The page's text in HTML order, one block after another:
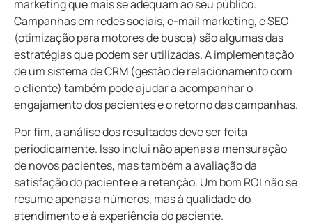
marketing que mais se adequam ao seu público.
Campanhas em redes sociais, e-mail marketing, e SEO
(otimização para motores de busca) são algumas das
estratégias que podem ser utilizadas. A implementação
de um sistema de CRM (gestão de relacionamento com
o cliente) também pode ajudar a acompanhar o
engajamento dos pacientes e o retorno das campanhas.
Por fim, a análise dos resultados deve ser feita
periodicamente. Isso inclui não apenas a mensuração
de novos pacientes, mas também a avaliação da
satisfação do paciente e a retenção. Um bom ROI não se
resume apenas a números, mas à qualidade do
atendimento e à experiência do paciente.